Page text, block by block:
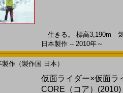
生きる。 標高3,190m
日本製作 -- 2010年～
作（製作国 日本）
仮面ライダー×仮面
CORE（コア）